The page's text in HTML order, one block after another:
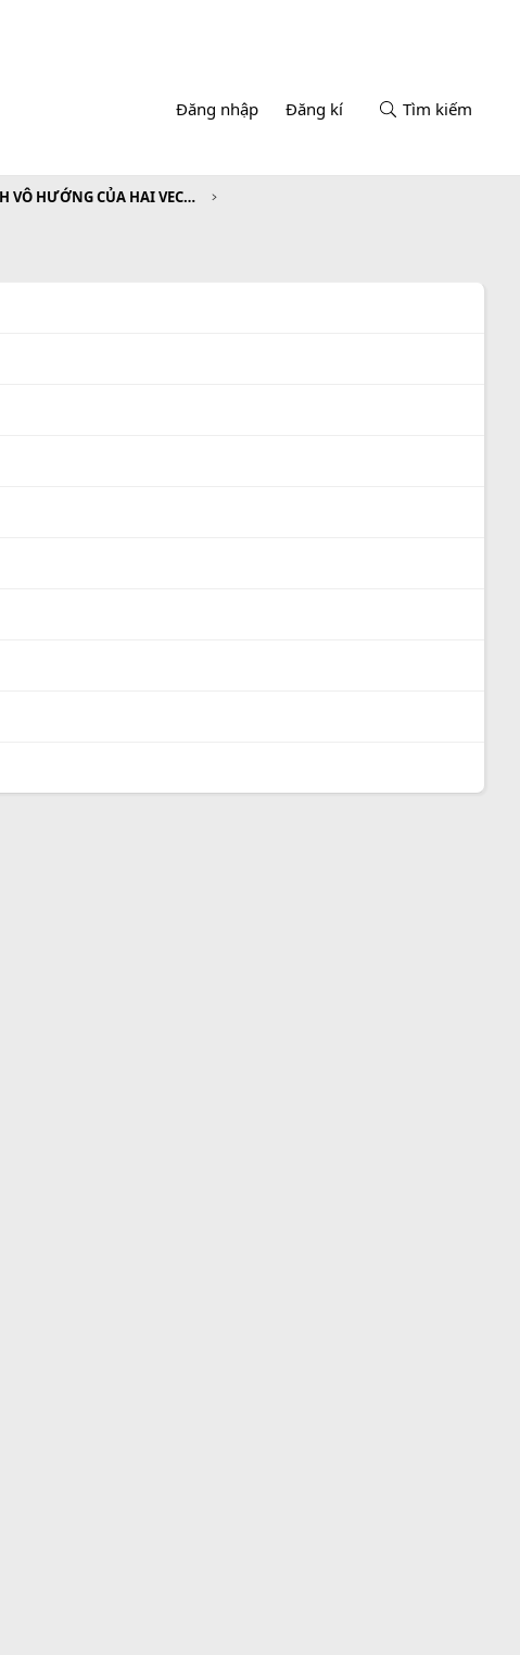
Đăng nhập Đăng kí Tìm kiếm
CHƯƠNG II. TÍCH VÔ HƯỚNG CỦA HAI VECTƠ VÀ ỨNG DỤNG